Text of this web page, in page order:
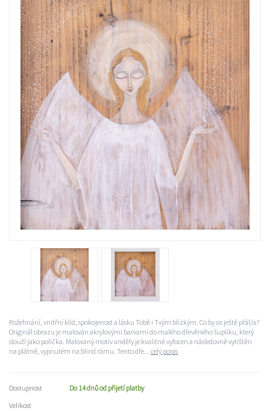
Požehnání, vnitřní klid, spokojenost a lásku Tobě i Tvým blízkým. Co by sis ještě přál/a?
Originál obrazu je malován akrylovými barvami do malého dřevěného šuplíku, který
slouží jako polička. Malovaný motiv anděly je kvalitně vyfocen a následovně vytištěn
na plátně, vypnutém na blind rámu. Tento dře... celý popis
Dostupnost
Do 14 dnů od přijetí platby
Velikost